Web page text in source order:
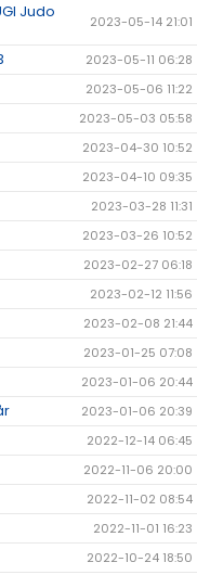
Judo
2023-05-14 21:01
2023-05-11 06:28
2023-05-06 11:22
2023-05-03 05:58
2023-04-30 10:52
2023-04-10 09:35
2023-03-28 11:31
2023-03-26 10:52
2023-02-27 06:18
2023-02-12 11:56
2023-02-08 21:44
2023-01-25 07:08
2023-01-06 20:44
2023-01-06 20:39
2022-12-14 06:45
2022-11-06 20:00
2022-11-02 08:54
2022-11-01 16:23
2022-10-24 18:50